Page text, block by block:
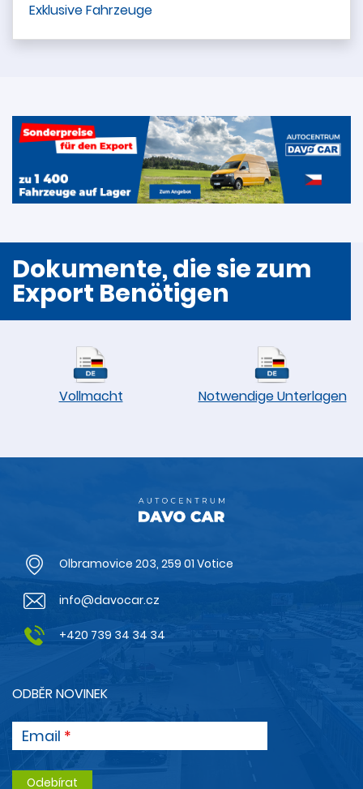
Exklusive Fahrzeuge
Dokumente, die sie zum
Export Benötigen
Vollmacht Notwendige Unterlagen
Olbramovice 203, 259 01 Votice
info@davocar.cz
+420 739 34 34 34
ODBĚR NOVINEK
Email